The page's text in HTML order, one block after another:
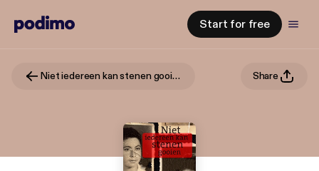
Start for free
Niet iedereen kan stenen gooien Share